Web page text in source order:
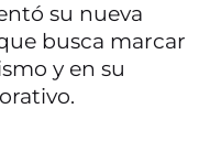
su nueva
busca marcar
y en su